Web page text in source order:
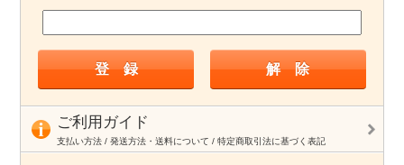
ご利用ガイド
支払い方法 / 発送方法・送料について / 特定商取引法に基づく表記